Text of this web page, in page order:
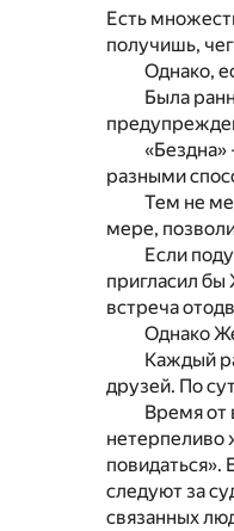
Есть
получишь,
Однако,
Была
«Бездна»
разными
Тем не
мере,
Если
пригласил бы
встреча
Однако
Каждый
друзей. По
Время от
нетерпеливо
следуют за
связанных